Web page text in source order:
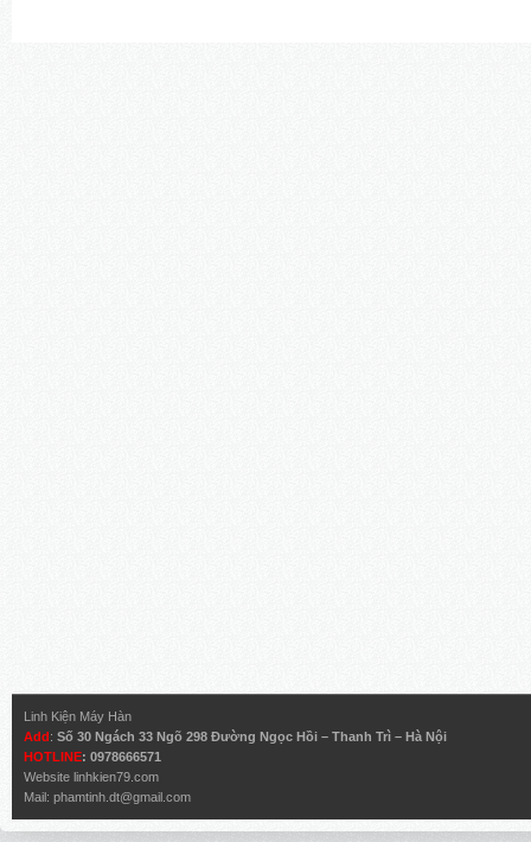
Linh Kiện Máy Hàn
Add: Số 30 Ngách 33 Ngõ 298 Đường Ngọc Hồi – Thanh Trì – Hà Nội
HOTLINE: 0978666571
Website linhkien79.com
Mail: phamtinh.dt@gmail.com